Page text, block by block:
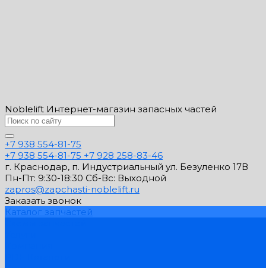
Noblelift Интернет-магазин запасных частей
+7 938 554-81-75
+7 938 554-81-75 +7 928 258-83-46
г. Краснодар, п. Индустриальный ул. Безуленко 17В
Пн-Пт: 9:30-18:30 Cб-Вс: Выходной
zapros@zapchasti-noblelift.ru
Заказать звонок
Каталог запчастей